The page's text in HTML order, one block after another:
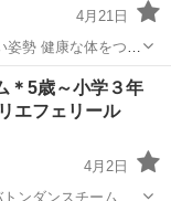
4月21日
ッスン１回１,０００円 ま...
ラシックバレエ
＊5歳～小学３年
エフェリール
4月2日
ンダンスチーム